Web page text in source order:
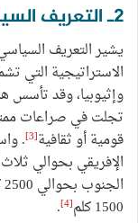
2ـ التعريف السياسي:
يشير التعريف
وإثيوبيا، وقد تأسس
تجلت في صراعات
قومية أو ثقافية[3]
.
الإفريقي بحوالي
1500 كلم
[4]
.